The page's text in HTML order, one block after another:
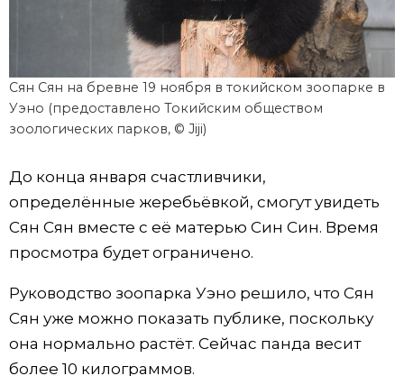
Жизнь
Токио
От редакции
Еда и напитки
Сян Сян на бревне 19 ноября в токийском зоопарке в
Уэно (предоставлено Токийским обществом
зоологических парков, © Jiji)
До конца января счастливчики,
определённые жеребьёвкой, смогут увидеть
Сян Сян вместе с её матерью Син Син. Время
просмотра будет ограничено.
Руководство зоопарка Уэно решило, что Сян
Сян уже можно показать публике, поскольку
она нормально растёт. Сейчас панда весит
более 10 килограммов.